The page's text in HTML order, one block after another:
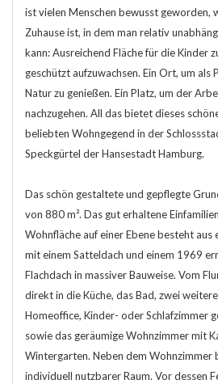
ist vielen Menschen bewusst geworden,
Zuhause ist, in dem man relativ
kann: Ausreichend Fläche für die Kinder
geschützt aufzuwachsen. Ein Ort, um als
Natur zu genießen. Ein Platz, um der
nachzugehen. All das bietet dieses
beliebten Wohngegend in der
Speckgürtel der Hansestadt Hamburg.
Das schön gestaltete und gepflegte
von 880 m². Das gut erhaltene
Wohnfläche auf einer Ebene besteht
mit einem Satteldach und einem 1969
Flachdach in massiver Bauweise. Vom
direkt in die Küche, das Bad, zwei
Homeoffice, Kinder- oder Schlafzimmer
sowie das geräumige Wohnzimmer mit
Wintergarten. Neben dem Wohnzimmer
individuell nutzbarer Raum. Vor dessen